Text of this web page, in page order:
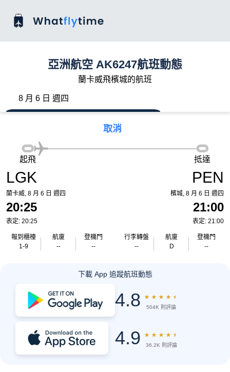
亞洲航空 AK6247航班動態
蘭卡威飛檳城的航班
8 月 6 日 週四
取消
LGK
蘭卡威, 8 月 6 日 週四
20:25
表定: 20:25
報到櫃檯
1-9
航廈
--
登機門
--
起飛 抵達
PEN
檳城, 8 月 6 日 週四
21:00
表定: 21:00
行李轉盤
--
航廈
D
登機門
--
下載 App 追蹤航班動態
4.8 ★ ★ ★ ★ ★
504K 則評論
4.9 ★ ★ ★ ★ ★
36.2K 則評論